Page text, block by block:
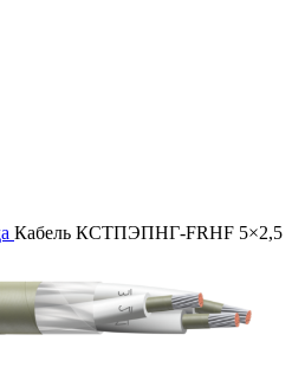
Кабель КСТПЭПНГ-FRHF 5×2,5